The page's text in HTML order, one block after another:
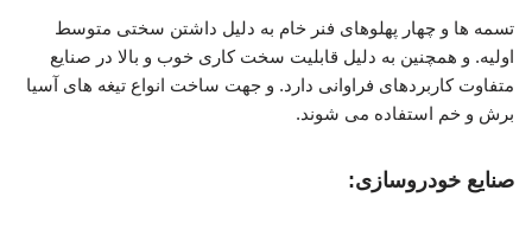
تسمه ها و چهار پهلوهای فنر خام به دلیل داشتن سختی متوسط
اولیه. و همچنین به دلیل قابلیت سخت کاری خوب و بالا در صنایع
متفاوت کاربردهای فراوانی دارد. و جهت ساخت انواع تیغه های آسیا
برش و خم استفاده می شوند.
صنایع خودروسازی: